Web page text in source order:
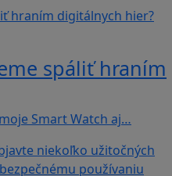
spáliť hraním
Smart Watch aj…